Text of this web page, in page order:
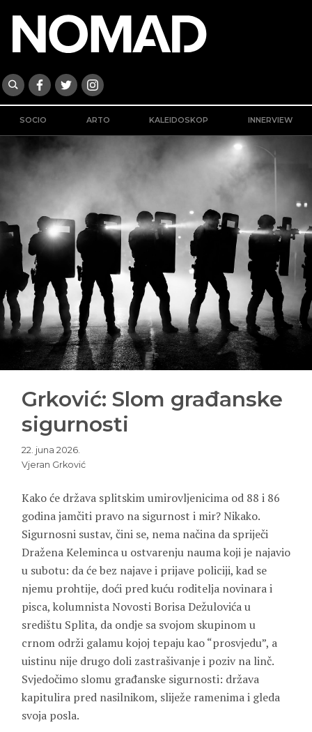
SOCIO ARTO KALEIDOSKOP INNERVIEW
Grković: Slom građanske
sigurnosti
22. juna 2026.
Vjeran Grković
Kako će država splitskim umirovljenicima od 88 i 86
godina jamčiti pravo na sigurnost i mir? Nikako.
Sigurnosni sustav, čini se, nema načina da spriječi
Dražena Keleminca u ostvarenju nauma koji je najavio
u subotu: da će bez najave i prijave policiji, kad se
njemu prohtije, doći pred kuću roditelja novinara i
pisca, kolumnista Novosti Borisa Dežulovića u
središtu Splita, da ondje sa svojom skupinom u
crnom održi galamu kojoj tepaju kao “prosvjedu”, a
uistinu nije drugo doli zastrašivanje i poziv na linč.
Svjedočimo slomu građanske sigurnosti: država
kapitulira pred nasilnikom, sliježe ramenima i gleda
svoja posla.